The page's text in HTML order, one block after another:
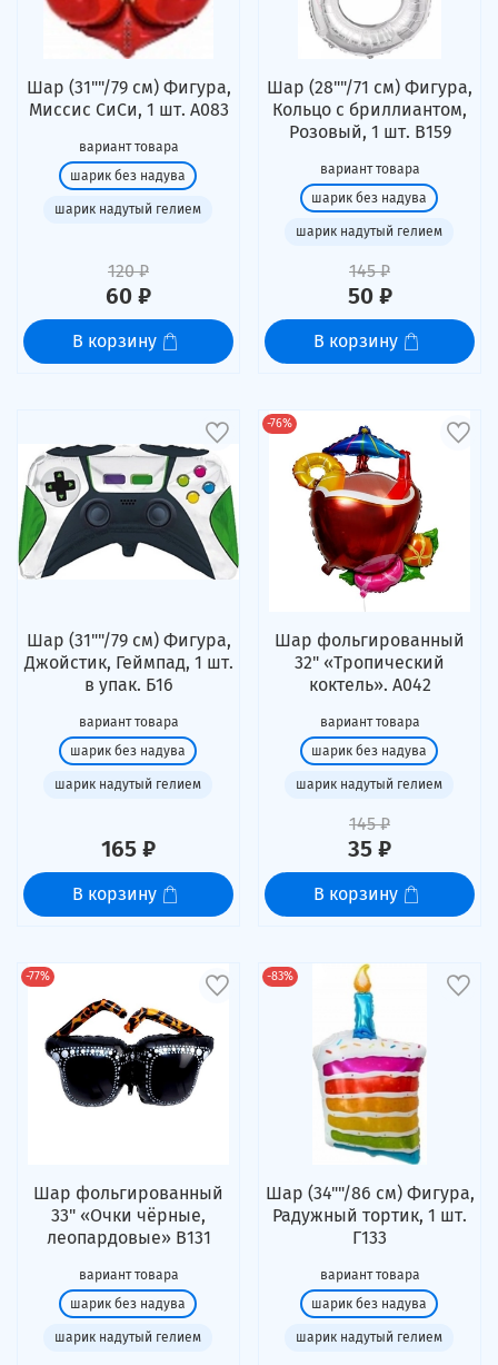
Шар (31""/79 см) Фигура,
Миссис СиСи, 1 шт. А083
вариант товара
шарик без надува
шарик надутый гелием
120 ₽
60 ₽
В корзину
Шар (28""/71 см) Фигура,
Кольцо с бриллиантом,
Розовый, 1 шт. В159
вариант товара
шарик без надува
шарик надутый гелием
145 ₽
50 ₽
В корзину
Шар (31""/79 см) Фигура,
Джойстик, Геймпад, 1 шт.
в упак. Б16
вариант товара
шарик без надува
шарик надутый гелием
165 ₽
В корзину
-76%
Шар фольгированный
32" «Тропический
коктель». А042
вариант товара
шарик без надува
шарик надутый гелием
145 ₽
35 ₽
В корзину
-77%
Шар фольгированный
33" «Очки чёрные,
леопардовые» В131
вариант товара
шарик без надува
шарик надутый гелием
-83%
Шар (34""/86 см) Фигура,
Радужный тортик, 1 шт.
Г133
вариант товара
шарик без надува
шарик надутый гелием